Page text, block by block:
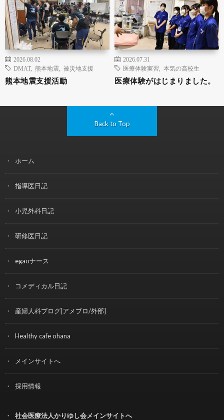
2026.08.02
DMAT, 熊本地震 被災地支援
熊本地震支援活動
2026.07.31
医療体験実習
本気の高校生
医療体験がはじまりました。
Back to Top
ホーム
指導医日記
小児外科日記
研修医日記
egaoナース
コメディカル日記
産婦人科ブログ[アメブロ/外部]
Healthy cafe ohana
メインサイトへ
採用情報
社会医療法人かりゆし会メインサイトへ